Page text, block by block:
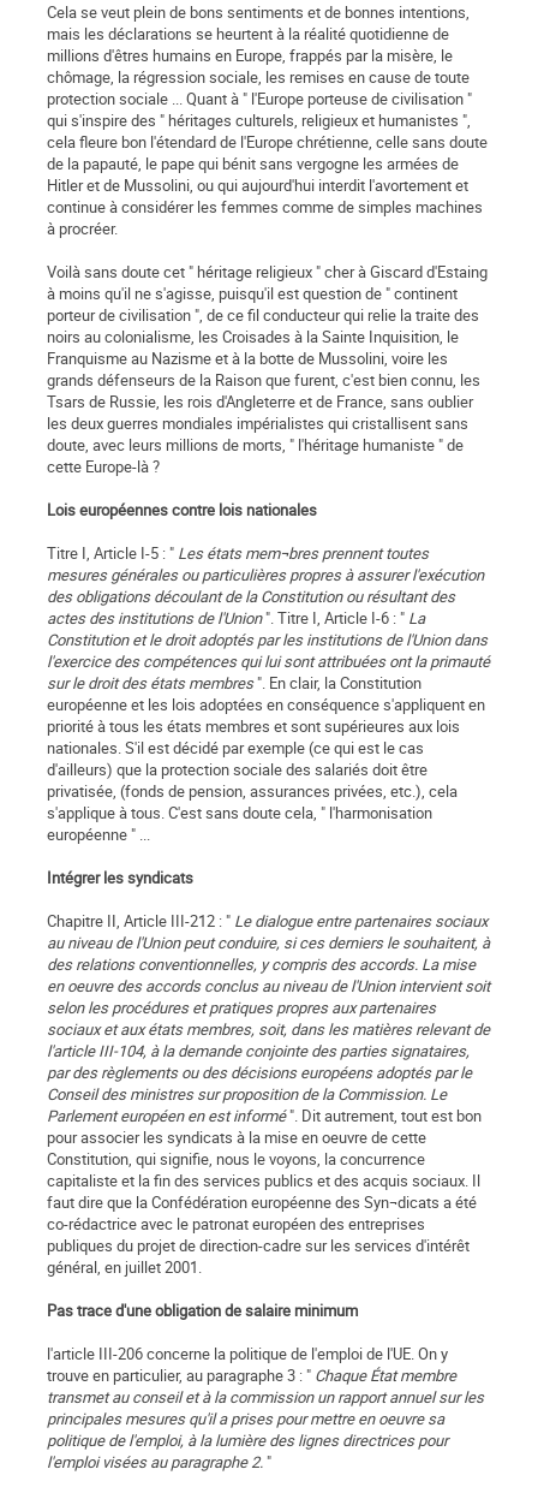
Cela se veut plein de bons sentiments et de bonnes intentions,
mais les déclarations se heurtent à la réalité quotidienne de
millions d'êtres humains en Europe, frappés par la misère, le
chômage, la régression sociale, les remises en cause de toute
protection sociale ... Quant à " l'Europe porteuse de civilisation "
qui s'inspire des " héritages culturels, religieux et humanistes ",
cela fleure bon l'étendard de l'Europe chrétienne, celle sans doute
de la papauté, le pape qui bénit sans vergogne les armées de
Hitler et de Mussolini, ou qui aujourd'hui interdit l'avortement et
continue à considérer les femmes comme de simples machines
à procréer.
Voilà sans doute cet " héritage religieux " cher à Giscard d'Estaing
à moins qu'il ne s'agisse, puisqu'il est question de " continent
porteur de civilisation ", de ce fil conducteur qui relie la traite des
noirs au colonialisme, les Croisades à la Sainte Inquisition, le
Franquisme au Nazisme et à la botte de Mussolini, voire les
grands défenseurs de la Raison que furent, c'est bien connu, les
Tsars de Russie, les rois d'Angleterre et de France, sans oublier
les deux guerres mondiales impérialistes qui cristallisent sans
doute, avec leurs millions de morts, " l'héritage humaniste " de
cette Europe-là ?
Lois européennes contre lois nationales
Titre I, Article I-5 : " Les états mem¬bres prennent toutes
mesures générales ou particulières propres à assurer l'exécution
des obligations découlant de la Constitution ou résultant des
actes des institutions de l'Union". Titre I, Article I-6 : " La
Constitution et le droit adoptés par les institutions de l'Union dans
l'exercice des compétences qui lui sont attribuées ont la primauté
sur le droit des états membres". En clair, la Constitution
européenne et les lois adoptées en conséquence s'appliquent en
priorité à tous les états membres et sont supérieures aux lois
nationales. S'il est décidé par exemple (ce qui est le cas
d'ailleurs) que la protection sociale des salariés doit être
privatisée, (fonds de pension, assurances privées, etc.), cela
s'applique à tous. C'est sans doute cela, " l'harmonisation
européenne " ...
Intégrer les syndicats
Chapitre II, Article III-212 : " Le dialogue entre partenaires sociaux
au niveau de l'Union peut conduire, si ces derniers le souhaitent, à
des relations conventionnelles, y compris des accords. La mise
en oeuvre des accords conclus au niveau de l'Union intervient soit
selon les procédures et pratiques propres aux partenaires
sociaux et aux états membres, soit, dans les matières relevant de
l'article III-104, à la demande conjointe des parties signataires,
par des règlements ou des décisions européens adoptés par le
Conseil des ministres sur proposition de la Commission. Le
Parlement européen en est informé". Dit autrement, tout est bon
pour associer les syndicats à la mise en oeuvre de cette
Constitution, qui signifie, nous le voyons, la concurrence
capitaliste et la fin des services publics et des acquis sociaux. Il
faut dire que la Confédération européenne des Syn¬dicats a été
co-rédactrice avec le patronat européen des entreprises
publiques du projet de direction-cadre sur les services d'intérêt
général, en juillet 2001.
Pas trace d'une obligation de salaire minimum
l'article III-206 concerne la politique de l'emploi de l'UE. On y
trouve en particulier, au paragraphe 3 : " Chaque État membre
transmet au conseil et à la commission un rapport annuel sur les
principales mesures qu'il a prises pour mettre en oeuvre sa
politique de l'emploi, à la lumière des lignes directrices pour
l'emploi visées au paragraphe 2."